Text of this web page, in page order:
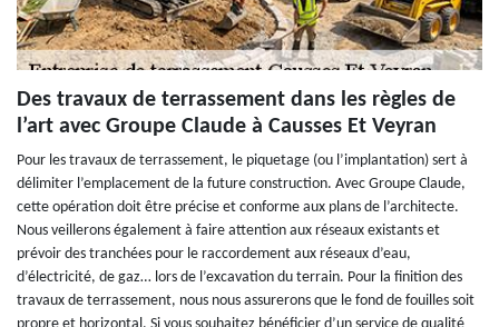
Des travaux de terrassement dans les règles de
l’art avec Groupe Claude à Causses Et Veyran
Pour les travaux de terrassement, le piquetage (ou l’implantation) sert à
délimiter l’emplacement de la future construction. Avec Groupe Claude,
cette opération doit être précise et conforme aux plans de l’architecte.
Nous veillerons également à faire attention aux réseaux existants et
prévoir des tranchées pour le raccordement aux réseaux d’eau,
d’électricité, de gaz… lors de l’excavation du terrain. Pour la finition des
travaux de terrassement, nous nous assurerons que le fond de fouilles soit